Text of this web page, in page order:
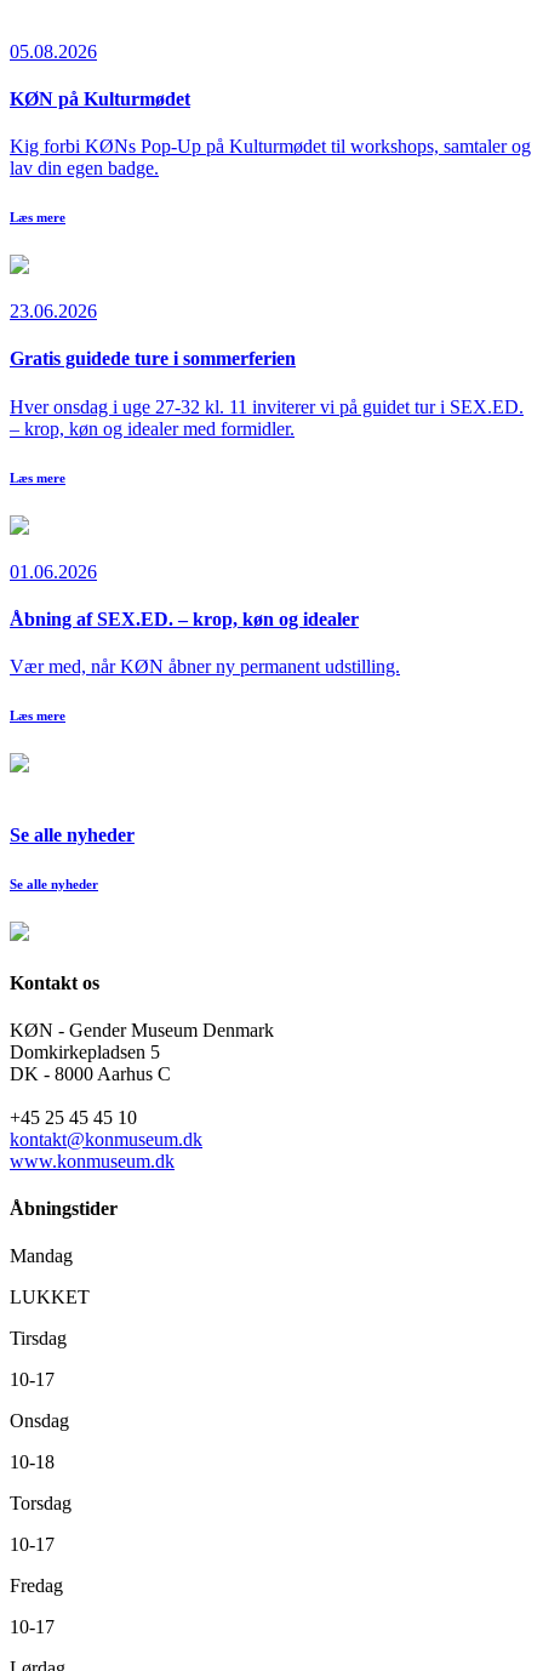
05.08.2026
KØN på Kulturmødet
Kig forbi KØNs Pop-Up på Kulturmødet til workshops, samtaler og
lav din egen badge.
Læs mere
23.06.2026
Gratis guidede ture i sommerferien
Hver onsdag i uge 27-32 kl. 11 inviterer vi på guidet tur i SEX.ED.
– krop, køn og idealer med formidler.
Læs mere
01.06.2026
Åbning af SEX.ED. – krop, køn og idealer
Vær med, når KØN åbner ny permanent udstilling.
Læs mere
Se alle nyheder
Se alle nyheder
Kontakt os
KØN - Gender Museum Denmark
Domkirkepladsen 5
DK - 8000 Aarhus C
+45 25 45 45 10
kontakt@konmuseum.dk
www.konmuseum.dk
Åbningstider
Mandag
LUKKET
Tirsdag
10-17
Onsdag
10-18
Torsdag
10-17
Fredag
10-17